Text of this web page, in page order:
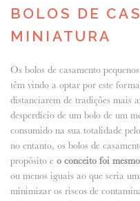
BOLOS DE
MINIATURA
Os bolos de casamento
têm vindo a optar por este
distanciarem de tradições mais
desperdício de um bolo de um
consumido na sua totalidade
no entanto, os bolos de
propósito e o conceito foi
ou menos iguais ao que seria
minimizar os riscos de